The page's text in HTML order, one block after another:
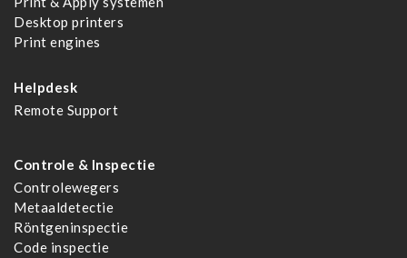
Desktop printers
Print engines
Helpdesk
Remote Support
Controle & Inspectie
Controlewegers
Metaaldetectie
Röntgeninspectie
Code inspectie